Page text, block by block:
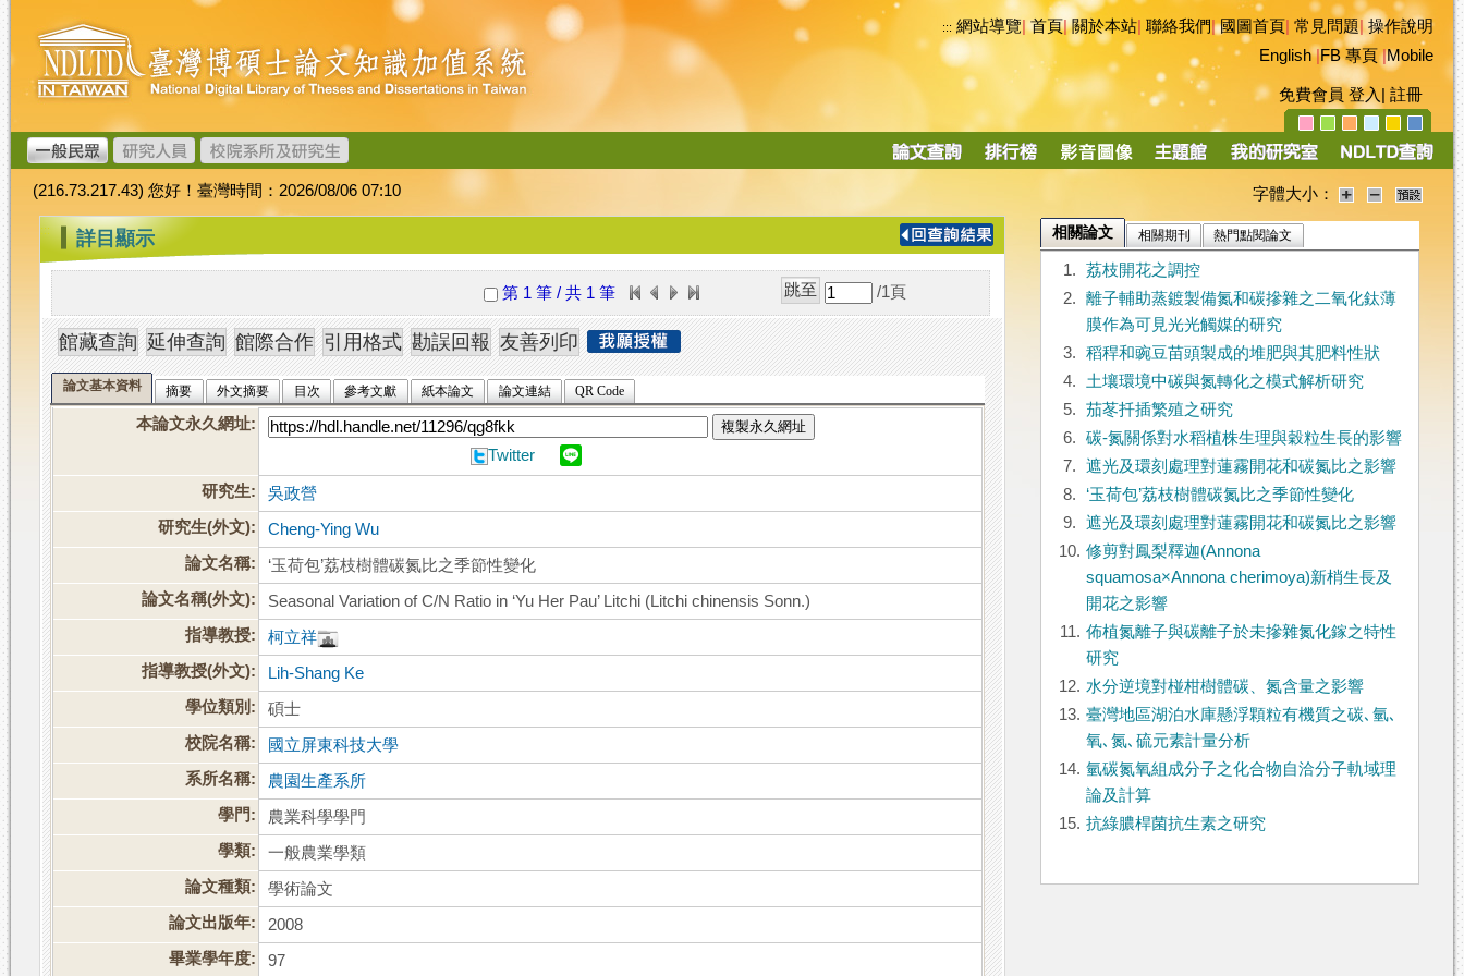
跳
到
主
要
內
容
臺
灣
博
碩
士
論
文
加
值
系
統
::: 網站導覽|首頁|關於本站 聯絡我們|國圖首頁 常見問題|操作說明
English|FB 專頁|Mobile
免費會員 登入 註冊
導
(216.73.217.43) 您好！臺灣時間：2026/08/06 07:10 字體大小：
::: 詳目顯示
第 1 筆 / 共 1 筆 /1 頁
論文基本資料 摘要 外文摘要 目次 參考文獻 紙本論文 論文連結 QR Code
本論文永久網址: 複製永久網址
Twitter
研究生:
吳政營
研究生(外文):
Cheng-Ying Wu
論文名稱:
‘玉荷包’荔枝樹體碳氮比之季節性變化
論文名稱(外文):
Seasonal Variation of C/N Ratio in ‘Yu Her Pau’ Litchi (Litchi chinensis Sonn.)
指導教授:
柯立祥
指導教授(外文):
Lih-Shang Ke
學位類別:
碩士
校院名稱:
國立屏東科技大學
系所名稱:
農園生產系所
學門:
農業科學學門
學類:
一般農業學類
論文種類:
學術論文
論文出版年:
2008
畢業學年度:
97
相關論文 相關期刊 熱門點閱論文
1.
荔枝開花之調控
2.
離子輔助蒸鍍製備氮和碳摻雜之二氧化鈦薄
膜作為可見光光觸媒的研究
3.
稻稈和豌豆苗頭製成的堆肥與其肥料性狀
4.
土壤環境中碳與氮轉化之模式解析研究
5.
茄苳扦插繁殖之研究
6.
碳-氮關係對水稻植株生理與穀粒生長的影響
7.
遮光及環刻處理對蓮霧開花和碳氮比之影響
8.
‘玉荷包’荔枝樹體碳氮比之季節性變化
9.
遮光及環刻處理對蓮霧開花和碳氮比之影響
10. 修剪對鳳梨釋迦(Annona
squamosa×Annona cherimoya)新梢生長及
開花之影響
11. 佈植氮離子與碳離子於未摻雜氮化鎵之特性
研究
12. 水分逆境對椪柑樹體碳、氮含量之影響
13. 臺灣地區湖泊水庫懸浮顆粒有機質之碳､氫､
氧､氮､硫元素計量分析
14. 氫碳氮氧組成分子之化合物自洽分子軌域理
論及計算
15. 抗綠膿桿菌抗生素之研究